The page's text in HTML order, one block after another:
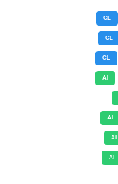
CL
CL
CL
AI
AI
AI
AI